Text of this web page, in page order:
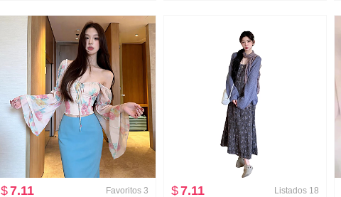
$7.11 Favoritos 3
$7.11 Listados 18